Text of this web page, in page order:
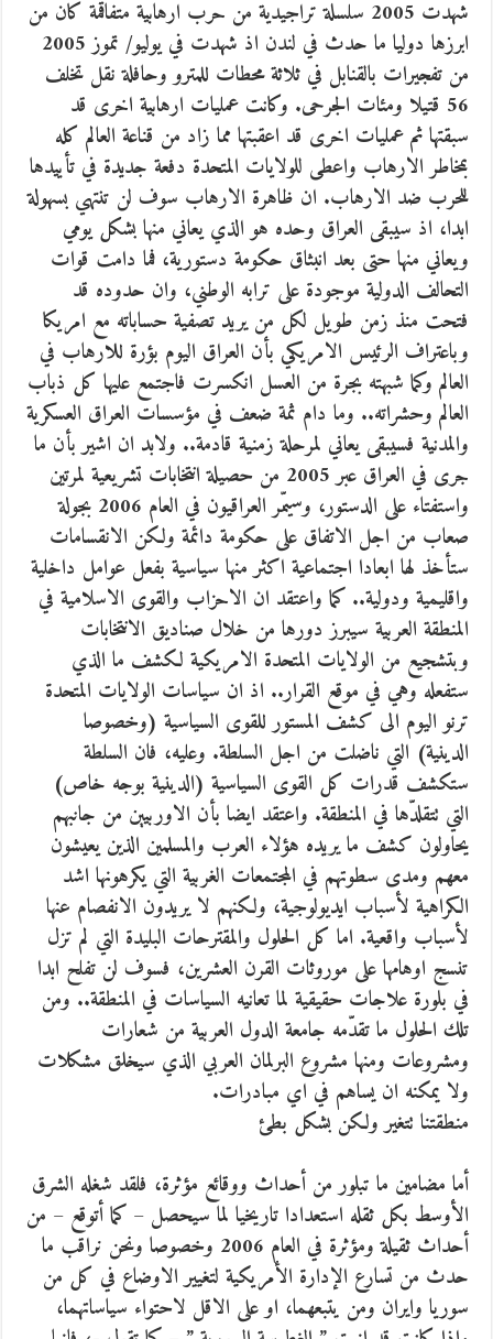
شهدت 2005 سلسلة تراجيدية من حرب ارهابية متفاقمة كان من
ابرزها دوليا ما حدث في لندن اذ شهدت في يوليو/ تموز 2005
من تفجيرات بالقنابل في ثلاثة محطات للمترو وحافلة نقل تخلف
56 قتيلا ومئات الجرحى. وكانت عمليات ارهابية اخرى قد
سبقتها ثم عمليات اخرى قد اعقبتها مما زاد من قناعة العالم كله
بمخاطر الارهاب واعطى للولايات المتحدة دفعة جديدة في تأييدها
للحرب ضد الارهاب. ان ظاهرة الارهاب سوف لن تنتهي بسهولة
ابدا، اذ سيبقى العراق وحده هو الذي يعاني منها بشكل يومي
ويعاني منها حتى بعد انبثاق حكومة دستورية، فما دامت قوات
التحالف الدولية موجودة على ترابه الوطني، وان حدوده قد
فتحت منذ زمن طويل لكل من يريد تصفية حساباته مع امريكا
وباعتراف الرئيس الامريكي بأن العراق اليوم بؤرة للارهاب في
العالم وكما شبهته بجرة من العسل انكسرت فاجتمع عليها كل ذباب
العالم وحشراته.. وما دام ثمة ضعف في مؤسسات العراق العسكرية
والمدنية فسيبقى يعاني لمرحلة زمنية قادمة.. ولابد ان اشير بأن ما
جرى في العراق عبر 2005 من حصيلة انتخابات تشريعية لمرتين
واستفتاء على الدستور، وسيمّر العراقيون في العام 2006 بجولة
صعاب من اجل الاتفاق على حكومة دائمة ولكن الانقسامات
ستأخذ لها ابعادا اجتماعية اكثر منها سياسية بفعل عوامل داخلية
واقليمية ودولية.. كما واعتقد ان الاحزاب والقوى الاسلامية في
المنطقة العربية سيبرز دورها من خلال صناديق الانتخابات
وبتشجيع من الولايات المتحدة الامريكية لكشف ما الذي
ستفعله وهي في موقع القرار.. اذ ان سياسات الولايات المتحدة
ترنو اليوم الى كشف المستور للقوى السياسية (وخصوصا
الدينية) التي ناضلت من اجل السلطة. وعليه، فان السلطة
ستكشف قدرات كل القوى السياسية (الدينية بوجه خاص)
التي تتقلدّها في المنطقة. واعتقد ايضا بأن الاوربيين من جانبهم
يحاولون كشف ما يريده هؤلاء العرب والمسلمين الذين يعيشون
معهم ومدى سطوتهم في المجتمعات الغربية التي يكرهونها اشد
الكراهية لأسباب ايديولوجية، ولكنهم لا يريدون الانفصام عنها
لأسباب واقعية. اما كل الحلول والمقترحات البليدة التي لم تزل
تنسج اوهامها على موروثات القرن العشرين، فسوف لن تفلح ابدا
في بلورة علاجات حقيقية لما تعانيه السياسات في المنطقة.. ومن
تلك الحلول ما تقدّمه جامعة الدول العربية من شعارات
ومشروعات ومنها مشروع البرلمان العربي الذي سيخلق مشكلات
ولا يمكنه ان يساهم في اي مبادرات.
منطقتنا تتغير ولكن بشكل بطئ
أما مضامين ما تبلور من أحداث ووقائع مؤثرة، فلقد شغله الشرق
الأوسط بكل ثقله استعدادا تاريخيا لما سيحصل – كما أتوقع – من
أحداث ثقيلة ومؤثرة في العام 2006 وخصوصا ونحن نراقب ما
حدث من تسارع الإدارة الأمريكية لتغيير الاوضاع في كل من
سوريا وايران ومن يتبعهما، او على الاقل لاحتواء سياساتهما،